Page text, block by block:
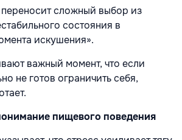
сложный выбор из
состояния в
искушения».
важный момент, что если
не готов ограничить себя,
пищевого поведения